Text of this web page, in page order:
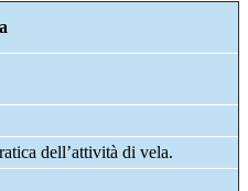
dell’attività di vela.